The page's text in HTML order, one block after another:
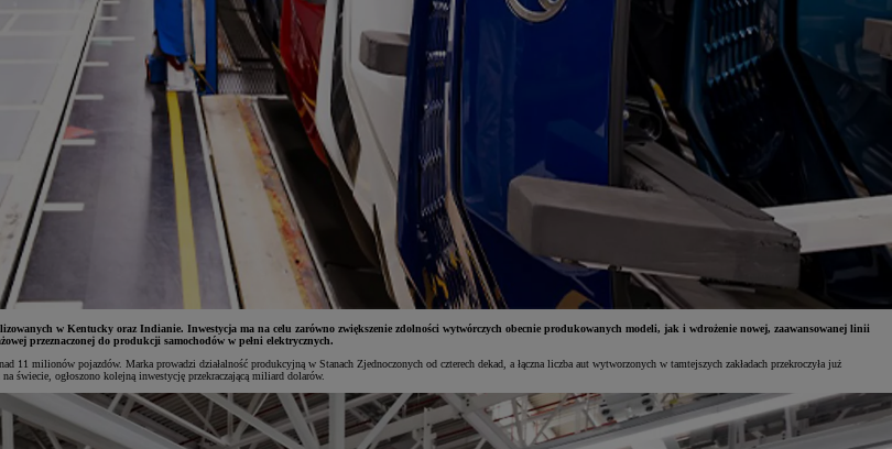
w Kentucky oraz Indianie. Inwestycja ma na celu zarówno zwiększenie zdolności wytwórczych obecnie produkowanych modeli, jak i wdrożenie nowej, zaawansowanej linii
przeznaczonej do produkcji samochodów w pełni elektrycznych.
milionów pojazdów. Marka prowadzi działalność produkcyjną w Stanach Zjednoczonych od czterech dekad, a łączna liczba aut wytworzonych w tamtejszych zakładach przekroczyła już
ogłoszono kolejną inwestycję przekraczającą miliard dolarów.